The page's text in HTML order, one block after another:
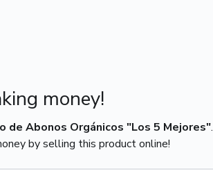
money!
de Abonos Orgánicos "Los 5 Mejores".
by selling this product online!